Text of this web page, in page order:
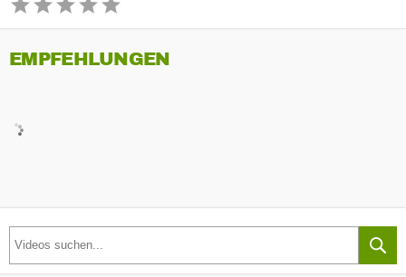
EMPFEHLUNGEN